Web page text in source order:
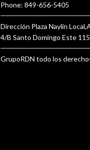
Phone: 849-656-5405
Dirección Plaza Naylin
4/B Santo Domingo Este
GrupoRDN todo los